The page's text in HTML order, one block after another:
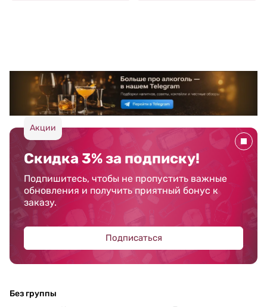
Акции
Скидка 3% за подписку!
Подпишитесь, чтобы не пропустить важные
обновления и получить приятный бонус к
заказу.
Подписаться
Без группы